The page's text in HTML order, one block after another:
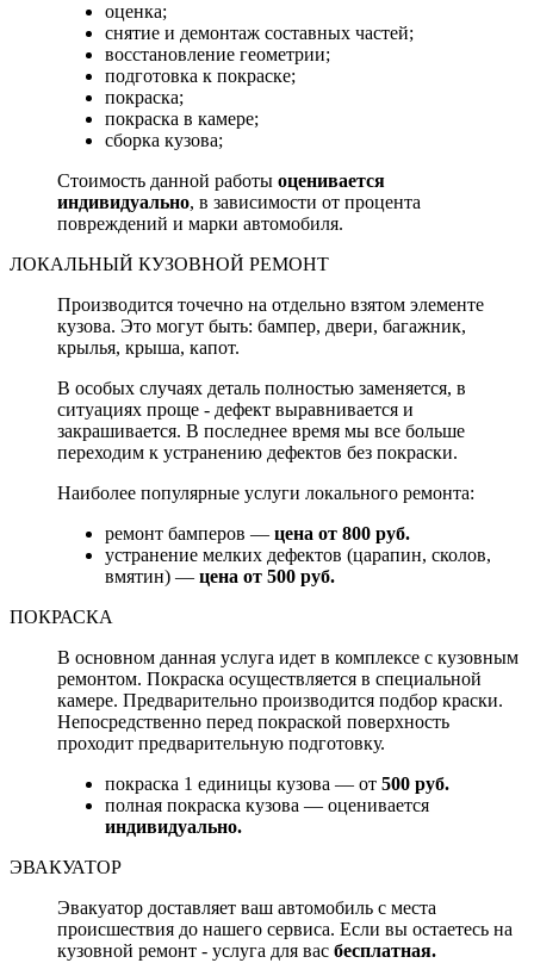
оценка;
снятие и демонтаж составных частей;
восстановление геометрии;
подготовка к покраске;
покраска;
покраска в камере;
сборка кузова;
Стоимость данной работы оценивается
индивидуально, в зависимости от процента
повреждений и марки автомобиля.
ЛОКАЛЬНЫЙ КУЗОВНОЙ РЕМОНТ
Производится точечно на отдельно взятом элементе
кузова. Это могут быть: бампер, двери, багажник,
крылья, крыша, капот.
В особых случаях деталь полностью заменяется, в
ситуациях проще - дефект выравнивается и
закрашивается. В последнее время мы все больше
переходим к устранению дефектов без покраски.
Наиболее популярные услуги локального ремонта:
ремонт бамперов — цена от 800 руб.
устранение мелких дефектов (царапин, сколов,
вмятин) — цена от 500 руб.
ПОКРАСКА
В основном данная услуга идет в комплексе с кузовным
ремонтом. Покраска осуществляется в специальной
камере. Предварительно производится подбор краски.
Непосредственно перед покраской поверхность
проходит предварительную подготовку.
покраска 1 единицы кузова — от 500 руб.
полная покраска кузова — оценивается
индивидуально.
ЭВАКУАТОР
Эвакуатор доставляет ваш автомобиль с места
происшествия до нашего сервиса. Если вы остаетесь на
кузовной ремонт - услуга для вас бесплатная.